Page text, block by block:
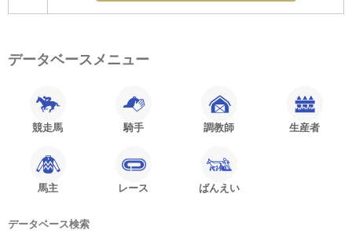
データベースメニュー
競走馬 騎手 調教師 生産者
馬主 レース ばんえい
データベース検索